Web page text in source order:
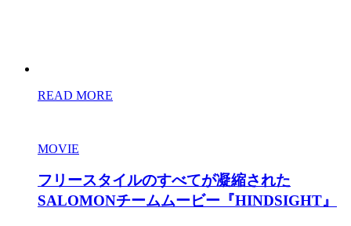
READ MORE
MOVIE
フリースタイルのすべてが凝縮された
SALOMONチームムービー『HINDSIGHT』